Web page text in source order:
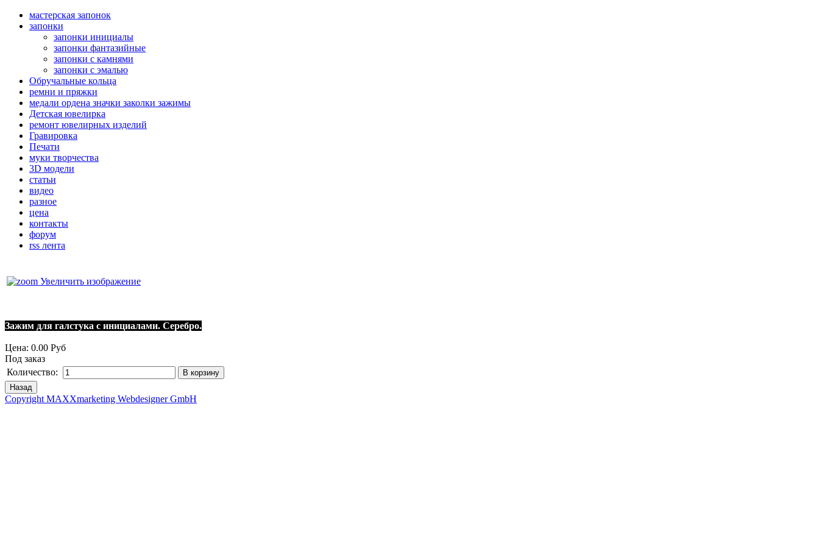
мастерская запонок
запонки
запонки инициалы
запонки фантазийные
запонки с камнями
запонки с эмалью
Обручальные кольца
ремни и пряжки
медали ордена значки заколки зажимы
Детская ювелирка
ремонт ювелирных изделий
Гравировка
Печати
муки творчества
3D модели
статьи
видео
разное
цена
контакты
форум
rss лента
Увеличить изображение
Зажим для галстука с инициалами. Серебро.
Цена: 0.00 Руб
Под заказ
Количество:
Copyright MAXXmarketing Webdesigner GmbH